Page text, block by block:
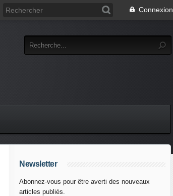
Connexion
Newsletter
Abonnez-vous pour être averti des nouveaux
articles publiés.